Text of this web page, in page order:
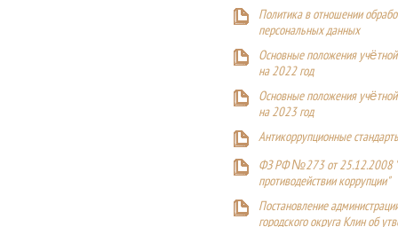
Политика в отношении
персональных данных
Основные положения
на 2022 год
Основные положения
на 2023 год
Антикоррупционные
ФЗ РФ №273 от 25.12.2008
противодействии коррупции"
Постановление
городского округа Клин об